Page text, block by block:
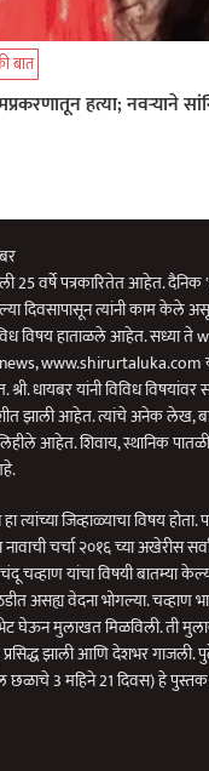
बात
हत्या; नवऱ्याने
25 वर्षे पत्रकारितेत आहेत.
दिवसापासून त्यांनी काम केले
विषय हाताळले आहेत. सध्या ते
धायबर यांनी विविध
झाली आहेत. त्यांचे अनेक लेख,
आहेत. शिवाय, स्थानिक
त्यांच्या जिव्हाळ्याचा विषय
चर्चा २०१६ च्या अखेरीस
चव्हाण यांचा विषयी बातम्या
असह्य वेदना भोगल्या. चव्हाण
भेट घेऊन मुलाखत मिळविली. ती
झाली आणि देशभर गाजली.
छळाचे 3 महिने 21 दिवस) हे